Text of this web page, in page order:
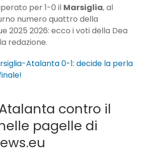
per 1-0 il Marsiglia, al
numero quattro della
2025 2026: ecco i voti della Dea
redazione.
Atalanta 0-1: decide la perla
contro il
pagelle di